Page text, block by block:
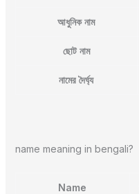
আধুনিক নাম
ছোট নাম
নামের দৈর্ঘ্য
name meaning in bengali?
Name